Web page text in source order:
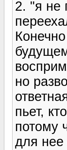
2. "я не
но
пьет,
потому
для нее